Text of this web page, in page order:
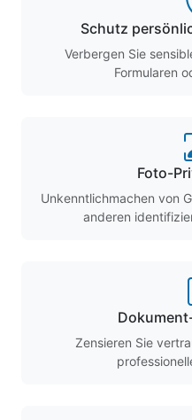
Schutz
Verbergen Sie
Formularen
Foto-
Unkenntlichmachen von
anderen
Zensieren Sie